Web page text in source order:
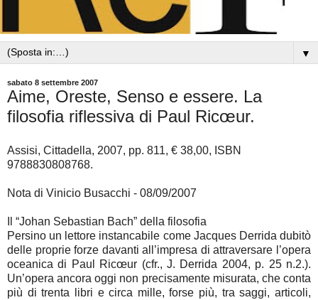
▼
sabato 8 settembre 2007
Aime, Oreste, Senso e essere. La
filosofia riflessiva di Paul Ricœur.
Assisi, Cittadella, 2007, pp. 811, € 38,00, ISBN
9788830808768.
Nota di Vinicio Busacchi - 08/09/2007
Il “Johan Sebastian Bach” della filosofia
Persino un lettore instancabile come Jacques Derrida dubitò
delle proprie forze davanti all’impresa di attraversare l’opera
oceanica di Paul Ricœur (cfr., J. Derrida 2004, p. 25 n.2.).
Un’opera ancora oggi non precisamente misurata, che conta
più di trenta libri e circa mille, forse più, tra saggi, articoli,